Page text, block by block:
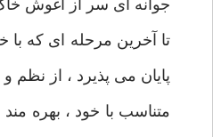
جوانه ای سر از آغوش
تا آخرین مرحله ای که
پایان می پذیرد ، از نظم و
متناسب با خود ، بهره